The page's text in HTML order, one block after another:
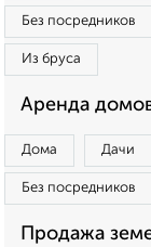
Без посредников
Из бруса
Аренда
Дома Дачи
Без посредников
Продажа